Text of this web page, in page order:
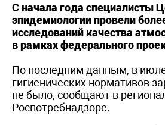
С начала года специалисты
эпидемиологии провели
исследований качества
в рамках федерального
По последним данным, в
гигиенических нормативов
не было, сообщают в
Роспотребнадзоре.